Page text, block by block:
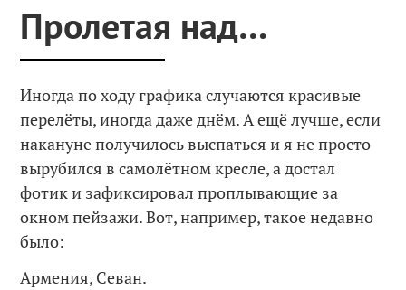
Пролетая над…
Иногда по ходу графика случаются красивые
перелёты, иногда даже днём. А ещё лучше, если
накануне получилось выспаться и я не просто
вырубился в самолётном кресле, а достал
фотик и зафиксировал проплывающие за
окном пейзажи. Вот, например, такое недавно
было:
Армения, Севан.